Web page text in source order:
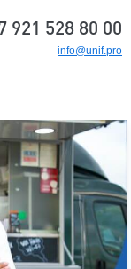
921 528 80 00
info@unif.pro